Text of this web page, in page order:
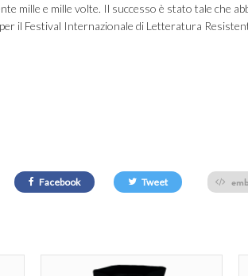
mille e mille volte. Il successo è stato tale che
il Festival Internazionale di Letteratura
Facebook Tweet